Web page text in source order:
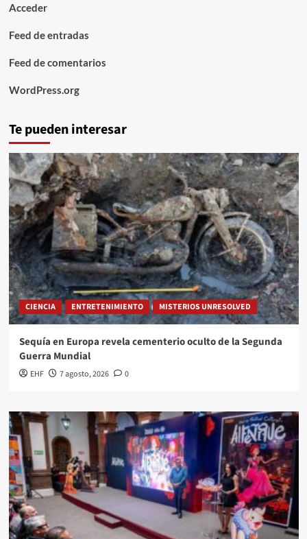
Acceder
Feed de entradas
Feed de comentarios
WordPress.org
Te pueden interesar
CIENCIA ENTRETENIMIENTO MISTERIOS UNRESOLVED
Sequía en Europa revela cementerio oculto de la Segunda
Guerra Mundial
EHF 7 agosto, 2026 0